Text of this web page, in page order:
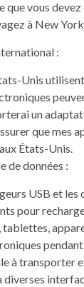
que vous
à New
:
Unis
un
que mes
États-Unis.
de données :
USB et les
pour
à transporter